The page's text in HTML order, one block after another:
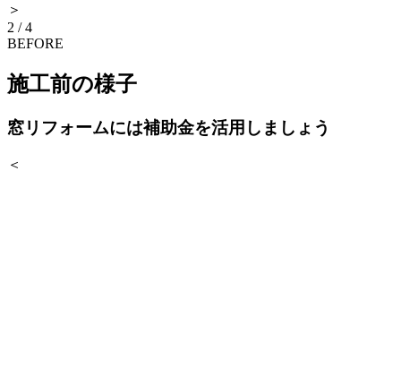
＞
2 /4
BEFORE
施工前の様子
窓リフォームには補助金を活用しましょう
＜